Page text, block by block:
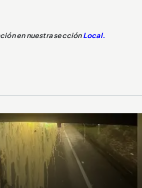
en nuestra secciónLocal.